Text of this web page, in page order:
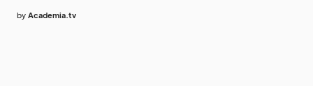
by Academia.tv